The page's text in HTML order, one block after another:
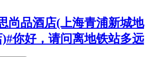
尚品酒店(上海青浦新城地
你好，请问离地铁站多远